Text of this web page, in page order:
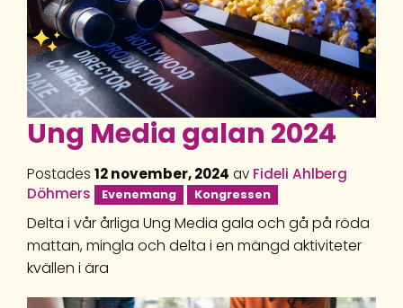
Ung Media galan 2024
Postades 12 november, 2024 av Fideli Ahlberg
Döhmers
Evenemang Kongressen
Delta i vår årliga Ung Media gala och gå på röda
mattan, mingla och delta i en mängd aktiviteter
kvällen i ära